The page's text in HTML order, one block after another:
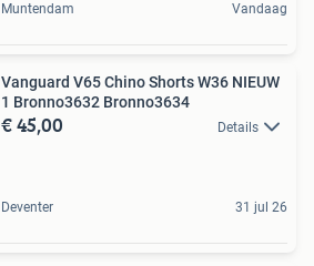
Muntendam
Vandaag
Vanguard V65 Chino Shorts W36 NIEUW
1 Bronno3632 Bronno3634
€ 45,00 Details
Deventer 31 jul 26